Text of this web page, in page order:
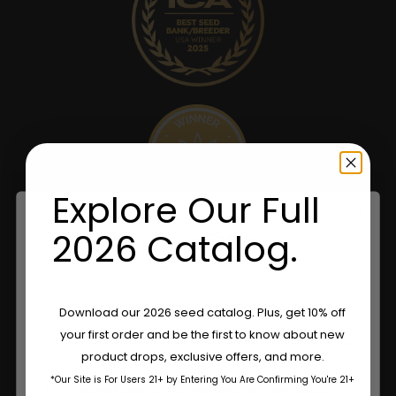
Shop
Are You Aged 18 Or Over?
The content and products of our website is reserved for
those of legal age.Please see Terms & Conditions.
age_gapI accept cookie settings and privacy policy
Explore Our Full
2026 Catalog.
Download our 2026 seed catalog. Plus, get 10% off
your first order and be the first to know about new
product drops, exclusive offers, and more.
*Our Site is For Users 21+ by Entering You Are Confirming You're 21+